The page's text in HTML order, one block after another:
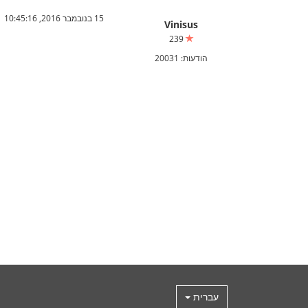
Vinisus
239
הודעות: 20031
15 בנובמבר 2016, 10:45:16
עברית